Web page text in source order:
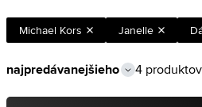
Michael Kors Janelle
4 produktov